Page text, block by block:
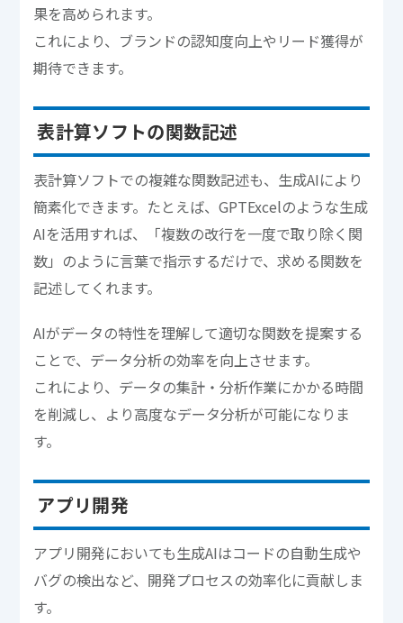
果を高められます。
これにより、ブランドの認知度向上やリード獲得が
期待できます。
表計算ソフトの関数記述
表計算ソフトでの複雑な関数記述も、生成AIにより
簡素化できます。たとえば、GPTExcelのような生成
AIを活用すれば、「複数の改行を一度で取り除く関
数」のように言葉で指示するだけで、求める関数を
記述してくれます。
AIがデータの特性を理解して適切な関数を提案する
ことで、データ分析の効率を向上させます。
これにより、データの集計・分析作業にかかる時間
を削減し、より高度なデータ分析が可能になりま
す。
アプリ開発
アプリ開発においても生成AIはコードの自動生成や
バグの検出など、開発プロセスの効率化に貢献しま
す。